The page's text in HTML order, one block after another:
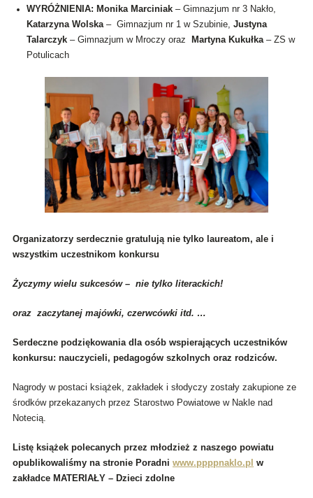
WYRÓŻNIENIA: Monika Marciniak – Gimnazjum nr 3 Nakło,
Katarzyna Wolska– Gimnazjum nr 1 w Szubinie, Justyna
Talarczyk – Gimnazjum w Mroczy oraz Martyna Kukułka– ZS w
Potulicach
Organizatorzy serdecznie gratulują nie tylko laureatom, ale i
wszystkim uczestnikom konkursu
Życzymy wielu sukcesów – nie tylko literackich!
oraz zaczytanej majówki, czerwcówki itd. …
Serdeczne podziękowania dla osób wspierających uczestników
konkursu: nauczycieli, pedagogów szkolnych oraz rodziców.
Nagrody w postaci książek, zakładek i słodyczy zostały zakupione ze
środków przekazanych przez Starostwo Powiatowe w Nakle nad
Notecią.
Listę książek polecanych przez młodzież z naszego powiatu
opublikowaliśmy na stronie Poradni www.ppppnaklo.pl w
zakładce MATERIAŁY – Dzieci zdolne